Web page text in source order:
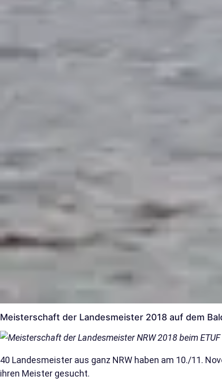
Meisterschaft der Landesmeister 2018 auf dem
40 Landesmeister aus ganz NRW haben am 10./11.
ihren Meister gesucht.